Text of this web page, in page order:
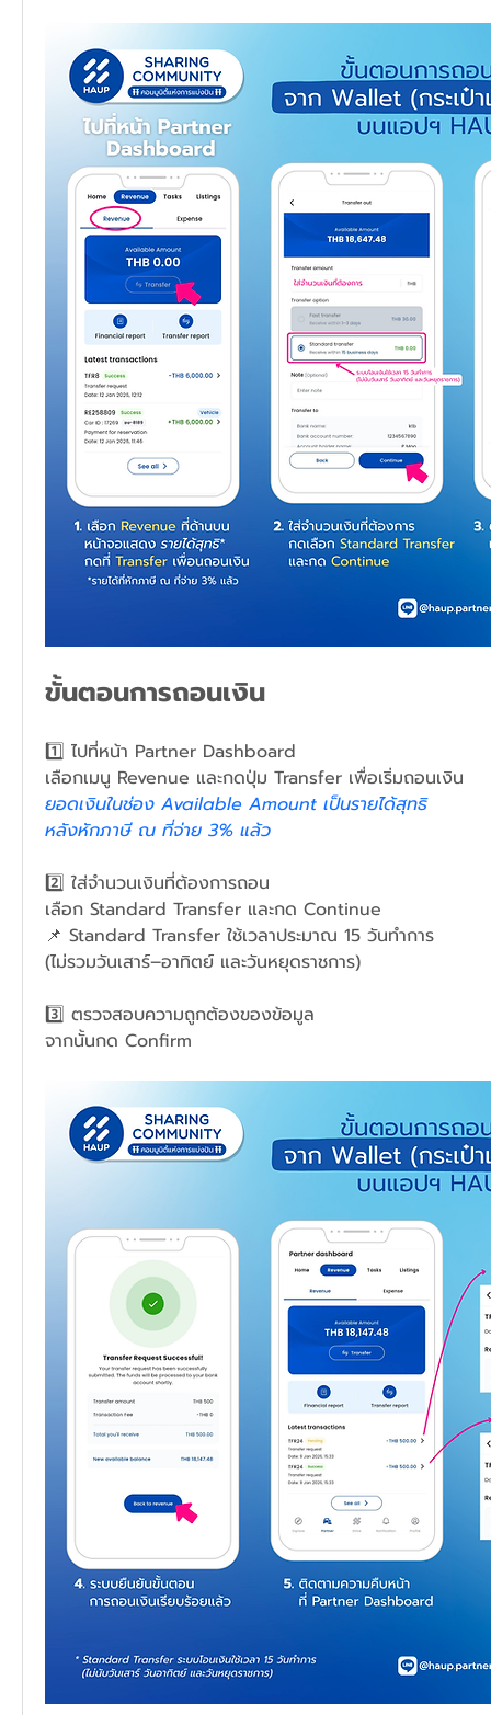
ขั้นตอนการถอนเงิน
1️⃣ ไปที่หน้า Partner Dashboard
เลือกเมนู Revenue และกดปุ่ม Transfer เพื่อเริ่มถอนเงิน
ยอดเงินในช่อง Available Amount เป็นรายได้สุทธิ
หลังหักภาษี ณ ที่จ่าย 3% แล้ว
2️⃣ ใส่จำนวนเงินที่ต้องการถอน
เลือก Standard Transfer และกด Continue
📌 Standard Transfer ใช้เวลาประมาณ 15 วันทำการ
(ไม่รวมวันเสาร์–อาทิตย์ และวันหยุดราชการ)
3️⃣ ตรวจสอบความถูกต้องของข้อมูล
จากนั้นกด Confirm